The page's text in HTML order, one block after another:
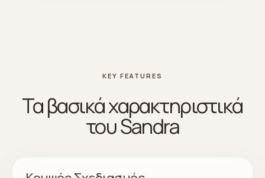
KEY FEATURES
Τα βασικά χαρακτηριστικά
του Sandra